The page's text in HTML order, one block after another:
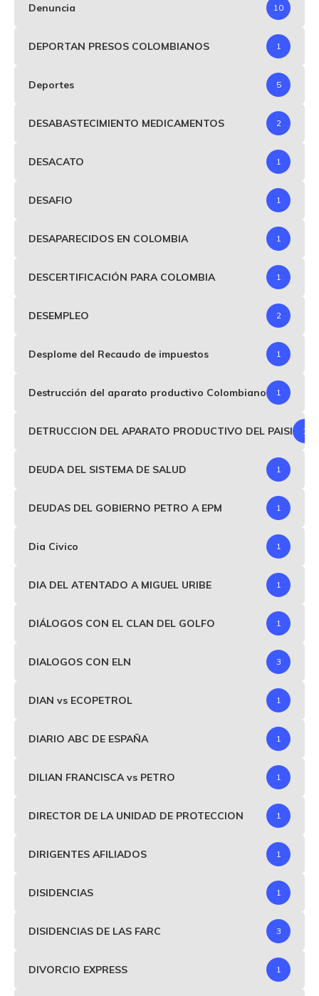
Denuncia 10
DEPORTAN PRESOS COLOMBIANOS 1
Deportes 5
DESABASTECIMIENTO MEDICAMENTOS 2
DESACATO 1
DESAFIO 1
DESAPARECIDOS EN COLOMBIA 1
DESCERTIFICACIÓN PARA COLOMBIA 1
DESEMPLEO 2
Desplome del Recaudo de impuestos 1
Destrucción del aparato productivo Colombiano 1
DETRUCCION DEL APARATO PRODUCTIVO DEL PAISI 1
DEUDA DEL SISTEMA DE SALUD 1
DEUDAS DEL GOBIERNO PETRO A EPM 1
Dia Civico 1
DIA DEL ATENTADO A MIGUEL URIBE 1
DIÁLOGOS CON EL CLAN DEL GOLFO 1
DIALOGOS CON ELN 3
DIAN vs ECOPETROL 1
DIARIO ABC DE ESPAÑA 1
DILIAN FRANCISCA vs PETRO 1
DIRECTOR DE LA UNIDAD DE PROTECCION 1
DIRIGENTES AFILIADOS 1
DISIDENCIAS 1
DISIDENCIAS DE LAS FARC 3
DIVORCIO EXPRESS 1